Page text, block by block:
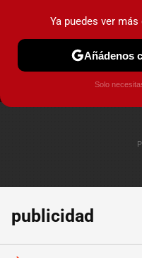
MENÚ
COCHES
publicidad
Ya puedes ver
Añádenos
Solo